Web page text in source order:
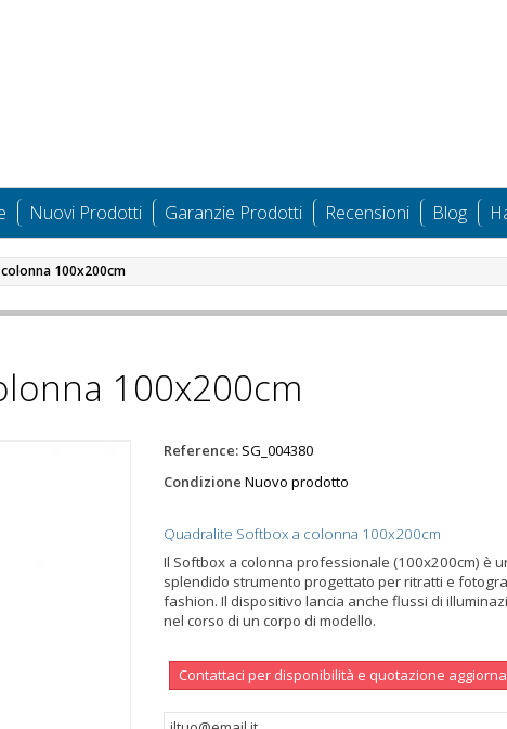
Nuovi Prodotti Garanzie Prodotti Recensioni Blog
100x200cm
100x200cm
Reference: SG_004380
Condizione Nuovo prodotto
Quadralite Softbox a colonna 100x200cm
Il Softbox a colonna professionale (100x200cm) è
splendido strumento progettato per ritratti e
fashion. Il dispositivo lancia anche flussi di
nel corso di un corpo di modello.
Contattaci per disponibilità e quotazione